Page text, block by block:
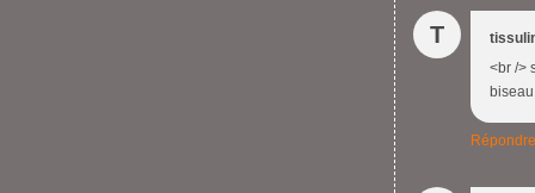
T
<br />
Répondre